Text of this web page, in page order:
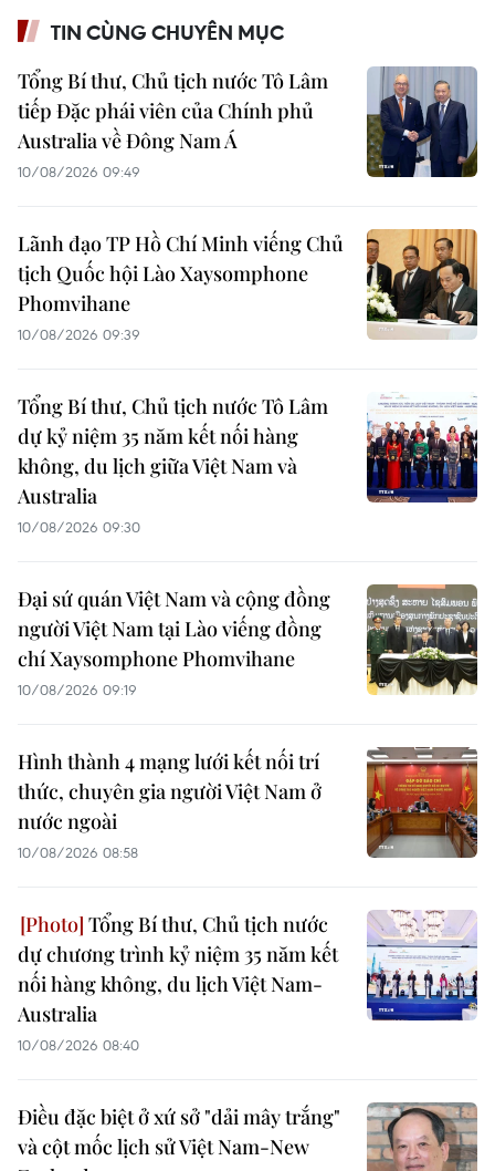
TIN CÙNG CHUYÊN MỤC
Tổng Bí thư, Chủ tịch nước Tô Lâm
tiếp Đặc phái viên của Chính phủ
Australia về Đông Nam Á
10/08/2026 09:49
Lãnh đạo TP Hồ Chí Minh viếng Chủ
tịch Quốc hội Lào Xaysomphone
Phomvihane
10/08/2026 09:39
Tổng Bí thư, Chủ tịch nước Tô Lâm
dự kỷ niệm 35 năm kết nối hàng
không, du lịch giữa Việt Nam và
Australia
10/08/2026 09:30
Đại sứ quán Việt Nam và cộng đồng
người Việt Nam tại Lào viếng đồng
chí Xaysomphone Phomvihane
10/08/2026 09:19
Hình thành 4 mạng lưới kết nối trí
thức, chuyên gia người Việt Nam ở
nước ngoài
10/08/2026 08:58
Tổng Bí thư, Chủ tịch nước
dự chương trình kỷ niệm 35 năm kết
nối hàng không, du lịch Việt Nam-
Australia
10/08/2026 08:40
Điều đặc biệt ở xứ sở "dải mây trắng"
và cột mốc lịch sử Việt Nam-New